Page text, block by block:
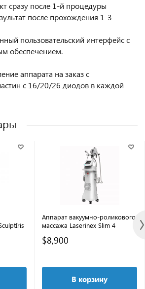
сразу после 1-й процедуры
после прохождения 1-3
пользовательский интерфейс с
обеспечением.
аппарата на заказ с
с 16/20/26 диодов в каждой
Аппарат вакуумно-роликового
массажа Laserinex Slim 4
$8,900
В корзину